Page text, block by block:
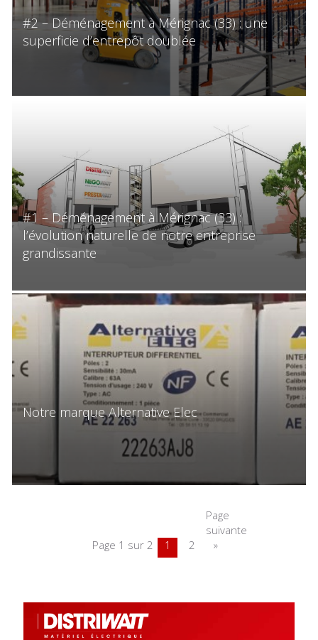
#2 – Déménagement à Mérignac (33) : une
superficie d’entrepôt doublée
#1 – Déménagement à Mérignac (33) :
l’évolution naturelle de notre entreprise
grandissante
Notre marque Alternative Elec
Page 1 sur 2 1 2
Page
suivante
»